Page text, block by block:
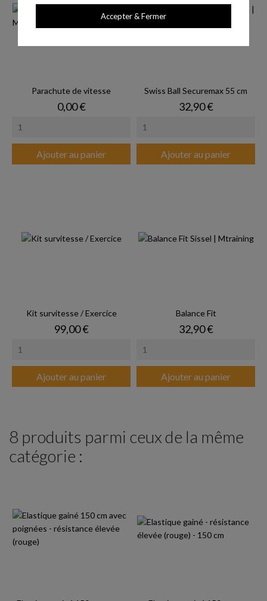
Accepter & Fermer
Parachute de vitesse
Prix
0,00 €
Ajouter au panier
Swiss Ball Securemax 55 cm
Prix
32,90 €
Ajouter au panier
Kit survitesse / Exercice
Prix
99,00 €
Ajouter au panier
Balance Fit
Prix
32,90 €
Ajouter au panier
8 produits parmi ceux de la même
catégorie :